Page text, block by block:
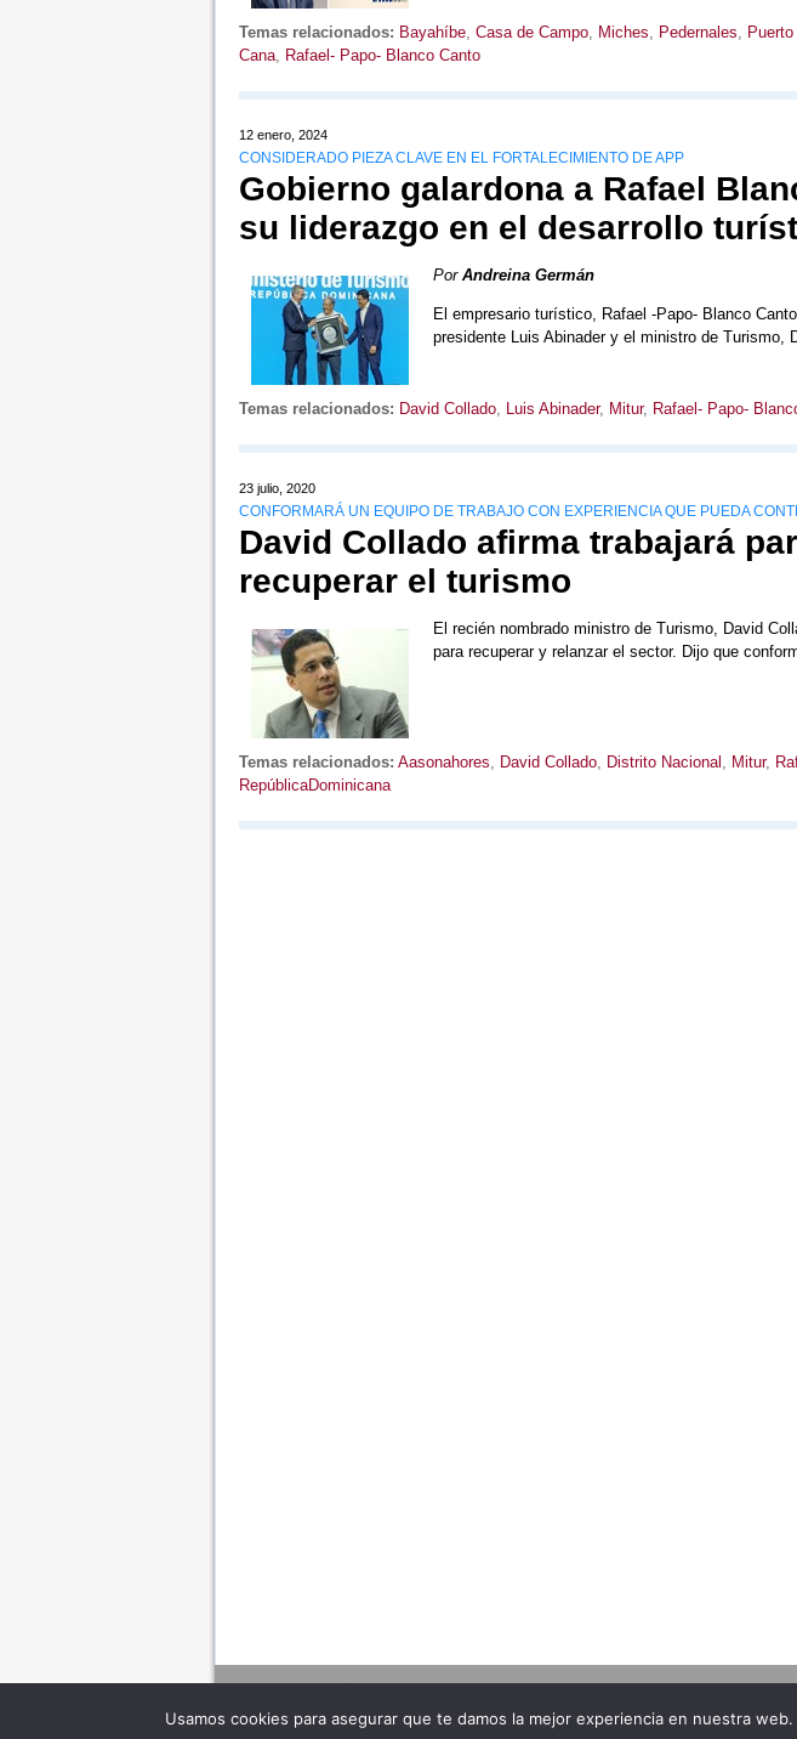
Temas relacionados: Bayahíbe, Casa de Campo, Miches, Pedernales,
Cana, Rafael- Papo- Blanco Canto
12 enero, 2024
CONSIDERADO PIEZA CLAVE EN EL FORTALECIMIENTO DE APP
Gobierno galardona a Rafael
su liderazgo en el desarrollo
Por Andreina Germán
El empresario turístico, Rafael -Papo- Blanco
presidente Luis Abinader y el ministro de Turismo,
Temas relacionados: David Collado, Luis Abinader, Mitur, Rafael- Papo-
23 julio, 2020
CONFORMARÁ UN EQUIPO DE TRABAJO CON EXPERIENCIA QUE PUEDA
David Collado afirma trabajará
recuperar el turismo
El recién nombrado ministro de Turismo, David
para recuperar y relanzar el sector. Dijo que
Temas relacionados: Aasonahores, David Collado, Distrito Nacional , Mitur,
RepúblicaDominicana
Usamos cookies para asegurar que te damos la mejor experiencia en nuestra